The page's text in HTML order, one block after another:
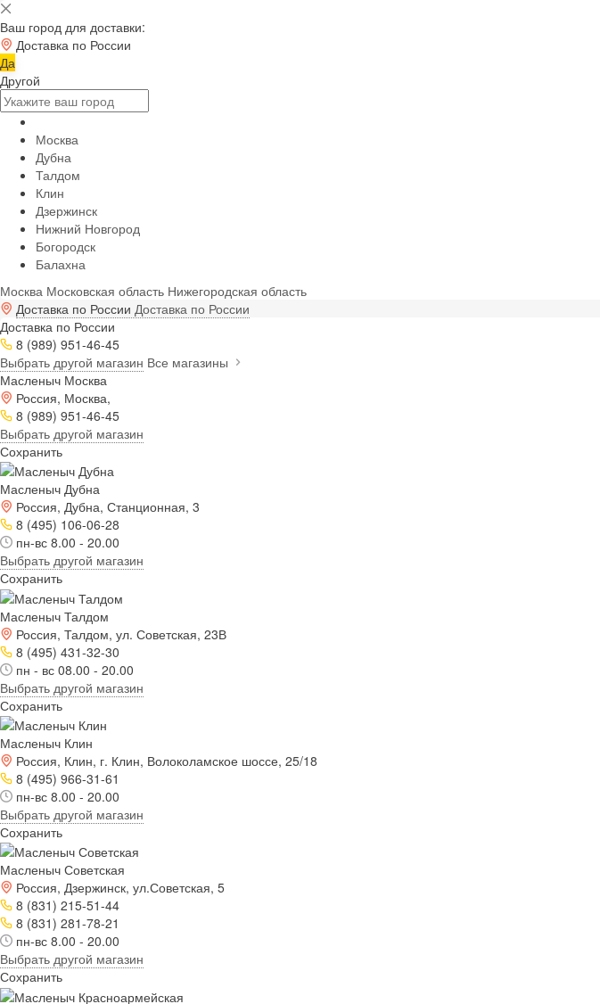
Ваш город для доставки:
Доставка по России
Да
Другой
Москва
Дубна
Талдом
Клин
Дзержинск
Нижний Новгород
Богородск
Балахна
Москва Московская область Нижегородская область
Доставка по России Доставка по России
Доставка по России
8 (989) 951-46-45
Выбрать другой магазин Все магазины
Масленыч Москва
Россия, Москва,
8 (989) 951-46-45
Выбрать другой магазин
Сохранить
Масленыч Дубна
Россия, Дубна, Станционная, 3
8 (495) 106-06-28
пн-вс 8.00 - 20.00
Выбрать другой магазин
Сохранить
Масленыч Талдом
Россия, Талдом, ул. Советская, 23В
8 (495) 431-32-30
пн - вс 08.00 - 20.00
Выбрать другой магазин
Сохранить
Масленыч Клин
Россия, Клин, г. Клин, Волоколамское шоссе, 25/18
8 (495) 966-31-61
пн-вс 8.00 - 20.00
Выбрать другой магазин
Сохранить
Масленыч Советская
Россия, Дзержинск, ул.Советская, 5
8 (831) 215-51-44
8 (831) 281-78-21
пн-вс 8.00 - 20.00
Выбрать другой магазин
Сохранить